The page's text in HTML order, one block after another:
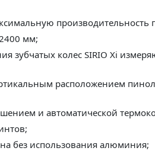
мм;
зубчатых колес SIRIO Xi
расположением
и автоматической
без использования алюминия;